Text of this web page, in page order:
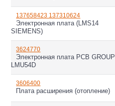
137658423 137310624
Электронная плата (LMS14
SIEMENS)
3624770
Электронная плата PCB GROUP
LMU54D
3606400
Плата расширения (отопление)